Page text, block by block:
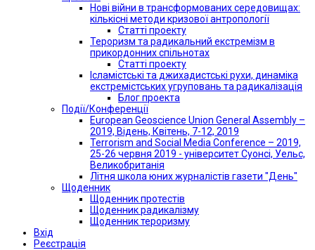
Нові війни в трансформованих середовищах:
кількісні методи кризової антропології
Статті проекту
Тероризм та радикальний екстремізм в
прикордонних спільнотах
Статті проекту
Ісламістські та джихадистські рухи, динаміка
екстремістських угруповань та радикалізація
Блог проекта
Події/Конференції
European Geoscience Union General Assembly –
2019, Відень, Квітень, 7-12, 2019
Terrorism and Social Media Conference – 2019,
25-26 червня 2019 - університет Суонсі, Уельс,
Великобританія
Літня школа юних журналістів газети "День"
Щоденник
Щоденник протестів
Щоденник радикалізму
Щоденник тероризму
Вхід
Реєстрація